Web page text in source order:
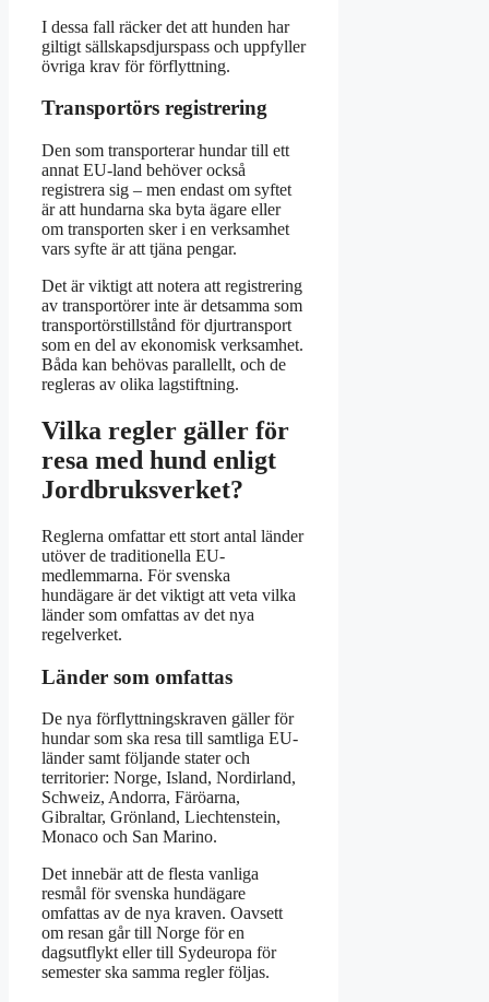
I dessa fall räcker det att hunden har
giltigt sällskapsdjurspass och uppfyller
övriga krav för förflyttning.
Transportörs registrering
Den som transporterar hundar till ett
annat EU-land behöver också
registrera sig – men endast om syftet
är att hundarna ska byta ägare eller
om transporten sker i en verksamhet
vars syfte är att tjäna pengar.
Det är viktigt att notera att registrering
av transportörer inte är detsamma som
transportörstillstånd för djurtransport
som en del av ekonomisk verksamhet.
Båda kan behövas parallellt, och de
regleras av olika lagstiftning.
Vilka regler gäller för
resa med hund enligt
Jordbruksverket?
Reglerna omfattar ett stort antal länder
utöver de traditionella EU-
medlemmarna. För svenska
hundägare är det viktigt att veta vilka
länder som omfattas av det nya
regelverket.
Länder som omfattas
De nya förflyttningskraven gäller för
hundar som ska resa till samtliga EU-
länder samt följande stater och
territorier: Norge, Island, Nordirland,
Schweiz, Andorra, Färöarna,
Gibraltar, Grönland, Liechtenstein,
Monaco och San Marino.
Det innebär att de flesta vanliga
resmål för svenska hundägare
omfattas av de nya kraven. Oavsett
om resan går till Norge för en
dagsutflykt eller till Sydeuropa för
semester ska samma regler följas.